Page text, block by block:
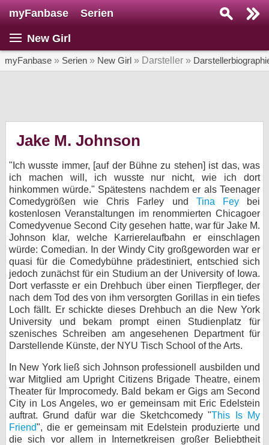
myFanbase Serien
New Girl
myFanbase » Serien » New Girl » Darsteller »
Jake M. Johnson
"Ich wusste immer, [auf der Bühne zu stehen] ist das, was
ich machen will, ich wusste nur nicht, wie ich dort
hinkommen würde." Spätestens nachdem er als Teenager
Comedygrößen wie Chris Farley und Tina Feybei
kostenlosen Veranstaltungen im renommierten Chicagoer
Comedyvenue Second City gesehen hatte, war für Jake M.
Johnson klar, welche Karrierelaufbahn er einschlagen
würde: Comedian. In der Windy City großgeworden war er
quasi für die Comedybühne prädestiniert, entschied sich
jedoch zunächst für ein Studium an der University of Iowa.
Dort verfasste er ein Drehbuch über einen Tierpfleger, der
nach dem Tod des von ihm versorgten Gorillas in ein tiefes
Loch fällt. Er schickte dieses Drehbuch an die New York
University und bekam prompt einen Studienplatz für
szenisches Schreiben am angesehenen Department für
Darstellende Künste, der NYU Tisch School of the Arts.
In New York ließ sich Johnson professionell ausbilden und
war Mitglied am Upright Citizens Brigade Theatre, einem
Theater für Improcomedy. Bald bekam er Gigs am Second
City in Los Angeles, wo er gemeinsam mit Eric Edelstein
auftrat. Grund dafür war die Sketchcomedy "This Is My
Friend", die er gemeinsam mit Edelstein produzierte und
die sich vor allem in Internetkreisen großer Beliebtheit
SERIEN
KULTUR
Specials
SERVICE
Gewinnspiele
Forum
bei X
bei Facebook
Kontakt
Nutzungsbedingungen
Datenschutz
Cookie-Einstellungen